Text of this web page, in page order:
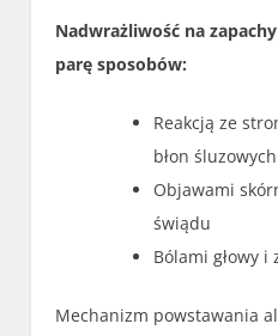
Nadwrażliwość na
parę sposobów:
Reakcją ze
błon śluzowych
Objawami
świądu
Bólami głowy i
Mechanizm powstawania